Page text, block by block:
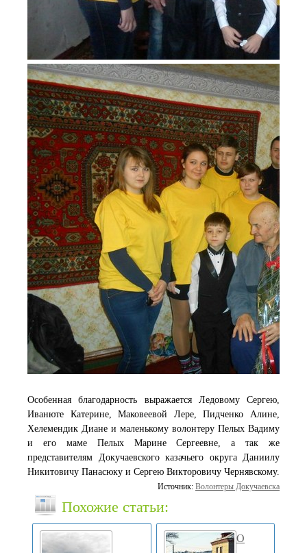
Особенная благодарность выражается Ледовому Сергею,
Иванюте Катерине, Маковеевой Лере, Пидченко Алине,
Хелемендик Диане и маленькому волонтеру Пелых Вадиму
и его маме Пелых Марине Сергеевне, а так же
представителям Докучаевского казачьего округа Даниилу
Никитовичу Панасюку и Сергею Викторовичу Чернявскому.
Источник: Волонтеры Докучаевска
Похожие статьи:
О